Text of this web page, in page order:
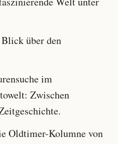
über den
im
Zwischen
Oldtimer-Kolumne von